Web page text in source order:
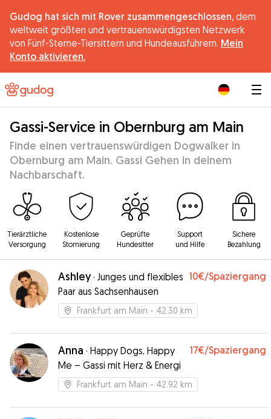
Gudog hat sich mit Rover zusammengeschlossen, dem
weltweit größten und vertrauenswürdigsten Netzwerk
von Fünf-Sterne-Tiersittern und Hundeausführern. Mein
Konto aktivieren.
Gassi-Service in Obernburg am Main
Finde einen vertrauenswürdigen Dogwalker in
Obernburg am Main. Gassi Gehen in deinem
Nachbarschaft.
Tierärztliche
Versorgung
Kostenlose
Stornierung
Geprüfte
Hundesitter
Support
und Hilfe
Sichere
Bezahlung
Ashley· Junges und flexibles
Paar aus Sachsenhausen
10€/Spaziergang
Frankfurt am Main - 42.30 km
Anna · Happy Dogs, Happy
Me – Gassi mit Herz & Energi
17€/Spaziergang
Frankfurt am Main - 42.92 km